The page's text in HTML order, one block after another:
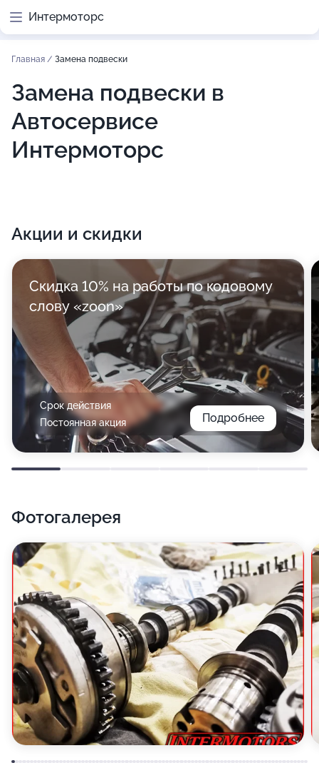
Интермоторс
Главная / Замена подвески
Замена подвески в
Автосервисе
Интермоторс
Акции и скидки
Скидка 10% на работы по кодовому
слову «zoon»
Срок действия
Постоянная акция
Подробнее
Фотогалерея